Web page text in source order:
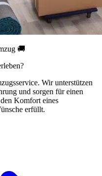
🚚
Wir unterstützen
und sorgen für einen
Komfort eines
erfüllt.